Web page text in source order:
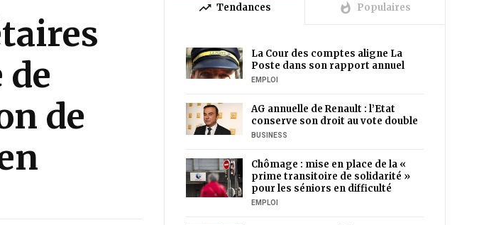
de
trending_up Tendances whatshot Populaires
La Cour des comptes aligne La
Poste dans son rapport annuel
EMPLOI
AG annuelle de Renault : l’Etat
conserve son droit au vote double
BUSINESS
Chômage : mise en place de la «
prime transitoire de solidarité »
pour les séniors en difficulté
EMPLOI